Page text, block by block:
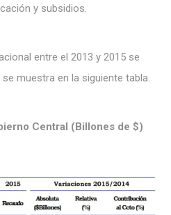
y subsidios.
entre el 2013 y 2015 se
muestra en la siguiente tabla.
Central (Billones de $)